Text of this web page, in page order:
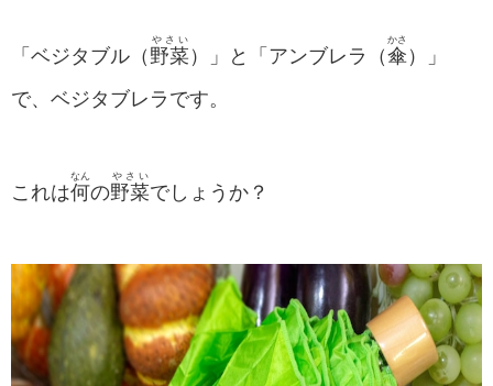
「ベジタブル（ 野菜
やさい
）」と「アンブレラ（傘
かさ
）」
で、ベジタブレラです。
これは何
なん
の野菜
やさい
でしょうか？